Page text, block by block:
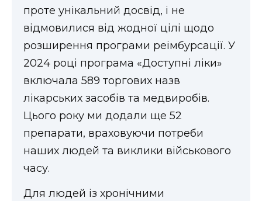
проте унікальний досвід, і не
відмовилися від жодної цілі щодо
розширення програми реімбурсації. У
2024 році програма «Доступні ліки»
включала 589 торгових назв
лікарських засобів та медвиробів.
Цього року ми додали ще 52
препарати, враховуючи потреби
наших людей та виклики військового
часу.
Для людей із хронічними